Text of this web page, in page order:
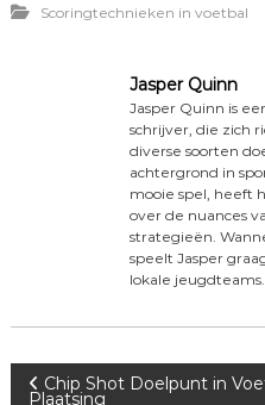
Scoringtechnieken in voetbal
Jasper Quinn
Jasper Quinn is
schrijver, die zich
diverse soorten
achtergrond in
mooie spel, heeft
over de nuances
strategieën.
speelt Jasper
lokale jeugdteams.
P Chip Shot Doelpunt in
Plaatsing